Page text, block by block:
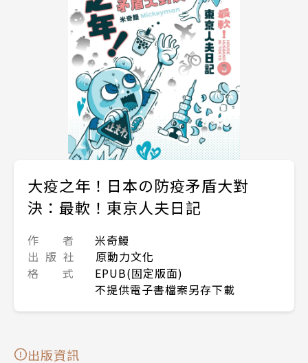
大疫之年！日本の防疫矛盾大對
決：最軟！東京人夫日記
作 者
米奇鰻
出 版 社
原動力文化
格 式
EPUB(固定版面)
不提供電子書檔案另存下載
出版資訊